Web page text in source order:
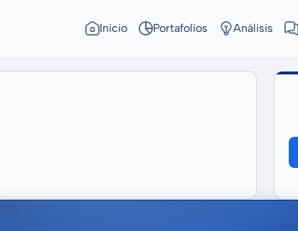
Inicio Portafolios Análisis